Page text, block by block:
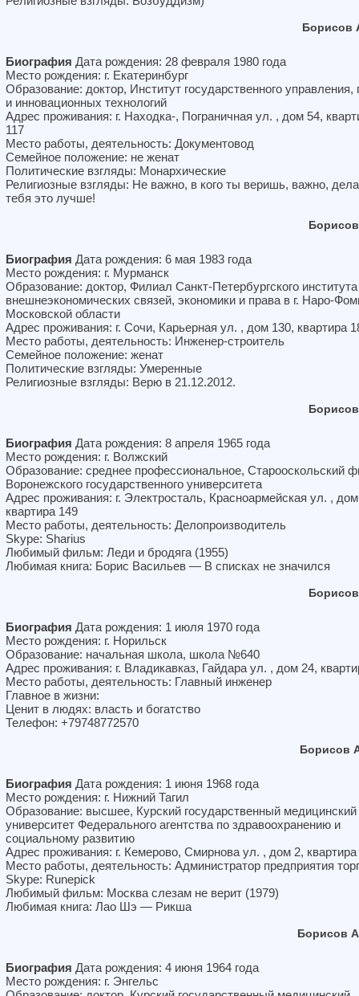
Борисов
Биография Дата рождения: 28 февраля 1980 года
Место рождения: г. Екатеринбург
Образование: доктор, Институт государственного управления,
и инновационных технологий
Адрес проживания: г. Находка-, Пограничная ул. , дом 54,
117
Место работы, деятельность: Документовод
Семейное положение: не женат
Политические взгляды: Монархические
Религиозные взгляды: Не важно, в кого ты веришь, важно,
тебя это лучше!
Биография Дата рождения: 6 мая 1983 года
Место рождения: г. Мурманск
Образование: доктор, Филиал Санкт-Петербургского института
внешнеэкономических связей, экономики и права в г. Наро-
Московской области
Адрес проживания: г. Сочи, Карьерная ул. , дом 130, квартира
Место работы, деятельность: Инженер-строитель
Семейное положение: женат
Политические взгляды: Умеренные
Религиозные взгляды: Верю в 21.12.2012.
Биография Дата рождения: 8 апреля 1965 года
Место рождения: г. Волжский
Образование: среднее профессиональное, Старооскольский
Воронежского государственного университета
Адрес проживания: г. Электросталь, Красноармейская ул. ,
квартира 149
Место работы, деятельность: Делопроизводитель
Skype: Sharius
Любимый фильм: Леди и бродяга (1955)
Любимая книга: Борис Васильев — В списках не значился
Биография Дата рождения: 1 июля 1970 года
Место рождения: г. Норильск
Образование: начальная школа, школа №640
Адрес проживания: г. Владикавказ, Гайдара ул. , дом 24,
Место работы, деятельность: Главный инженер
Главное в жизни:
Ценит в людях: власть и богатство
Телефон: +79748772570
Борисов
Биография Дата рождения: 1 июня 1968 года
Место рождения: г. Нижний Тагил
Образование: высшее, Курский государственный медицинский
университет Федерального агентства по здравоохранению и
социальному развитию
Адрес проживания: г. Кемерово, Смирнова ул. , дом 2, квартира
Место работы, деятельность: Администратор предприятия
Skype: Runepick
Любимый фильм: Москва слезам не верит (1979)
Любимая книга: Лао Шэ — Рикша
Борисов
Биография Дата рождения: 4 июня 1964 года
Место рождения: г. Энгельс